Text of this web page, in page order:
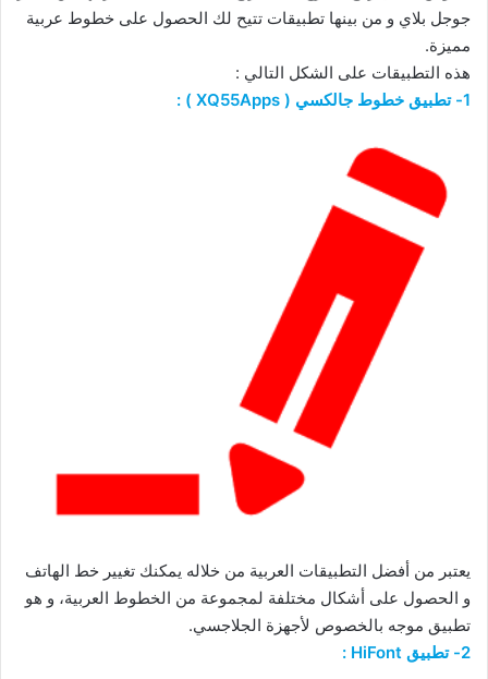
جوجل بلاي و من بينها تطبيقات تتيح لك الحصول على خطوط عربية
مميزة.
هذه التطبيقات على الشكل التالي :
1- تطبيق خطوط جالكسي ( XQ55Apps ) :
يعتبر من أفضل التطبيقات العربية من خلاله يمكنك تغيير خط الهاتف
و الحصول على أشكال مختلفة لمجموعة من الخطوط العربية، و هو
تطبيق موجه بالخصوص لأجهزة الجلاجسي.
2- تطبيق HiFont :